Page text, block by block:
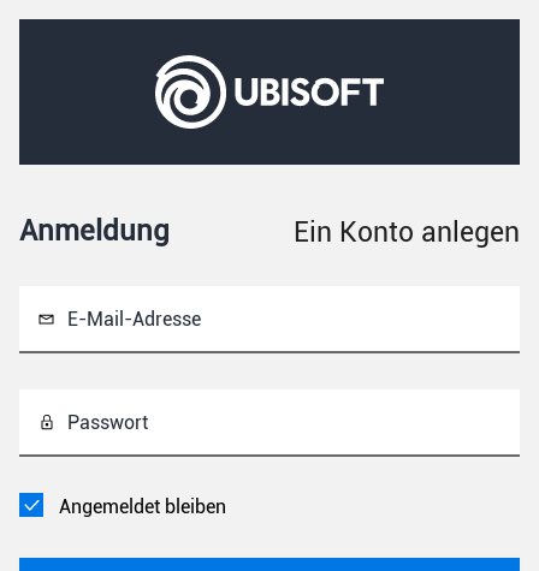
Anmeldung Ein Konto anlegen
E-Mail-Adresse
Passwort
Angemeldet bleiben